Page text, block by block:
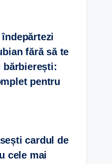
îndepărtezi
fără să te
bărbierești:
pentru
cardul de
cele mai